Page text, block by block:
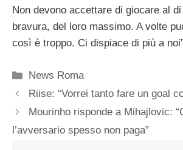
Non devono accettare di giocare al
bravura, del loro massimo. A volte
così è troppo. Ci dispiace di più a
Categorie
News Roma
Riise: “Vorrei tanto fare un goal
Mourinho risponde a Mihajlovic:
l’avversario spesso non paga”